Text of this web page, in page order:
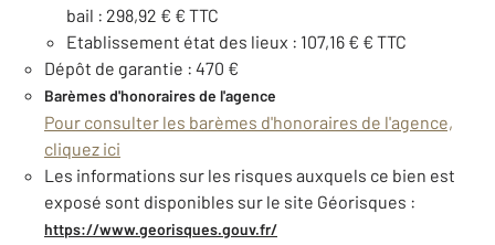
bail : 298,92 € € TTC
Etablissement état des lieux : 107,16 € € TTC
Dépôt de garantie : 470 €
Barèmes d'honoraires de l'agence
Pour consulter les barèmes d'honoraires de l'agence,
cliquez ici
Les informations sur les risques auxquels ce bien est
exposé sont disponibles sur le site Géorisques :
https://www.georisques.gouv.fr/